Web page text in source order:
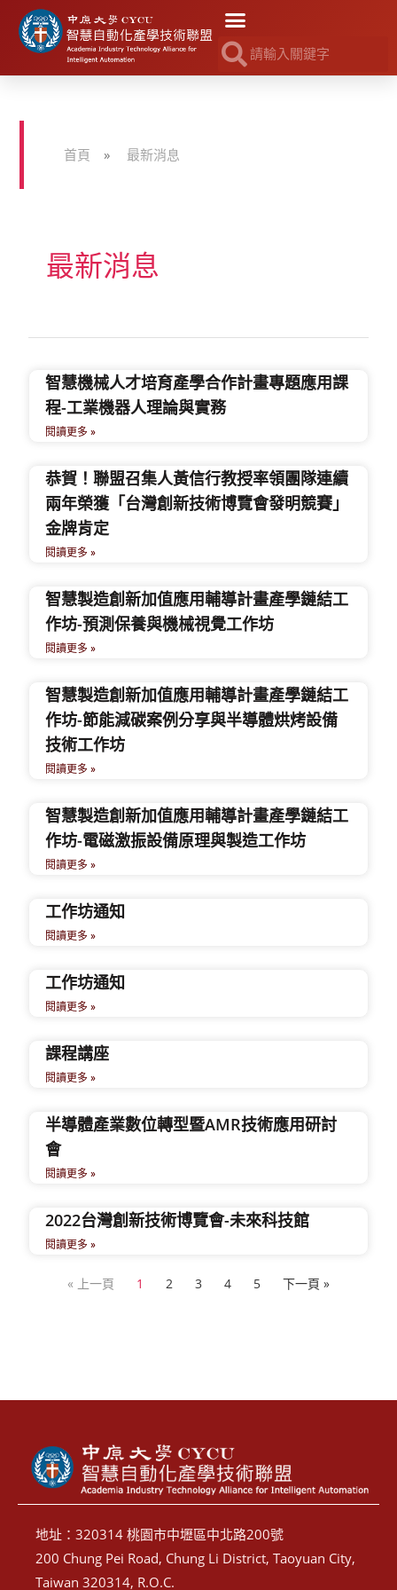
首頁 » 最新消息
最新消息
智慧機械人才培育產學合作計畫專題應用課
程-工業機器人理論與實務
閱讀更多 »
恭賀！聯盟召集人黃信行教授率領團隊連續
兩年榮獲「台灣創新技術博覽會發明競賽」
金牌肯定
閱讀更多 »
智慧製造創新加值應用輔導計畫產學鏈結工
作坊-預測保養與機械視覺工作坊
閱讀更多 »
智慧製造創新加值應用輔導計畫產學鏈結工
作坊-節能減碳案例分享與半導體烘烤設備
技術工作坊
閱讀更多 »
智慧製造創新加值應用輔導計畫產學鏈結工
作坊-電磁激振設備原理與製造工作坊
閱讀更多 »
工作坊通知
閱讀更多 »
工作坊通知
閱讀更多 »
課程講座
閱讀更多 »
半導體產業數位轉型暨AMR技術應用研討
會
閱讀更多 »
2022台灣創新技術博覽會-未來科技館
閱讀更多 »
« 上一頁 1 2 3 4 5 下一頁 »
地址：320314 桃園市中壢區中北路200號
200 Chung Pei Road, Chung Li District, Taoyuan City,
Taiwan 320314, R.O.C.